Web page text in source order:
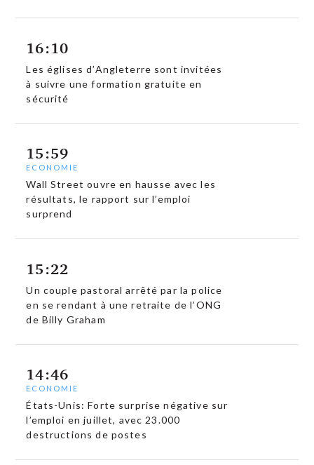
16:10
Les églises d’Angleterre sont invitées
à suivre une formation gratuite en
sécurité
15:59
ECONOMIE
Wall Street ouvre en hausse avec les
résultats, le rapport sur l’emploi
surprend
15:22
Un couple pastoral arrêté par la police
en se rendant à une retraite de l’ONG
de Billy Graham
14:46
ECONOMIE
États-Unis: Forte surprise négative sur
l’emploi en juillet, avec 23.000
destructions de postes